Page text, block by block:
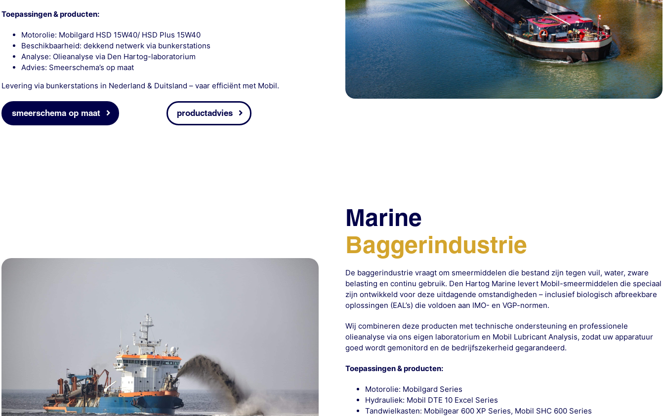
Toepassingen & producten:
Motorolie: Mobilgard HSD 15W40/ HSD Plus 15W40
Beschikbaarheid: dekkend netwerk via bunkerstations
Analyse: Olieanalyse via Den Hartog-laboratorium
Advies: Smeerschema’s op maat
Levering via bunkerstations in Nederland & Duitsland – vaar efficiënt met Mobil.
smeerschema op maat productadvies
Marine
Baggerindustrie
De baggerindustrie vraagt om smeermiddelen die bestand zijn tegen vuil, water, zware
belasting en continu gebruik. Den Hartog Marine levert Mobil-smeermiddelen die speciaal
zijn ontwikkeld voor deze uitdagende omstandigheden – inclusief biologisch afbreekbare
oplossingen (EAL’s) die voldoen aan IMO- en VGP-normen.
Wij combineren deze producten met technische ondersteuning en professionele
olieanalyse via ons eigen laboratorium en Mobil Lubricant Analysis, zodat uw apparatuur
goed wordt gemonitord en de bedrijfszekerheid gegarandeerd.
Toepassingen & producten:
Motorolie: Mobilgard Series
Hydrauliek: Mobil DTE 10 Excel Series
Tandwielkasten: Mobilgear 600 XP Series, Mobil SHC 600 Series